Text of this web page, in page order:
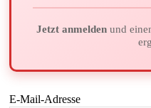
Jetzt anmeldenund
E-Mail-Adresse